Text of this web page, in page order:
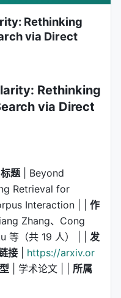
Rethinking
via Direct
Rethinking
via Direct
标题 | Beyond
Retrieval for
Interaction | | 作
Zhang、Cong
等（共 19 人） | | 发
接
https://arxiv.or
| 学术论文 | | 所属